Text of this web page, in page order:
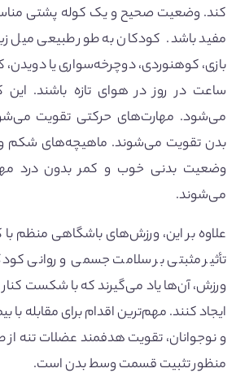
کند. وضعیت صحیح و یک کوله پشتی
مفید باشد. کودکان به طور طبیعی میل
بازی، کوهنوردی، دوچرخه‌سواری یا
ساعت در روز در هوای تازه باشند.
می‌شود. مهارت‌های حرکتی تقویت
بدن تقویت می‌شوند. ماهیچه‌های شکم و
وضعیت بدنی خوب و کمر بدون درد
می‌شوند.
علاوه بر این، ورزش‌های باشگاهی منظم
تأثیر مثبتی بر سلامت جسمی و روانی
ورزش، آن‌ها یاد می‌گیرند که با شکست کنار
ایجاد کنند. مهم‌ترین اقدام برای مقابله
و نوجوانان، تقویت هدفمند عضلات تنه از
منظور تثبیت قسمت وسط بدن است.